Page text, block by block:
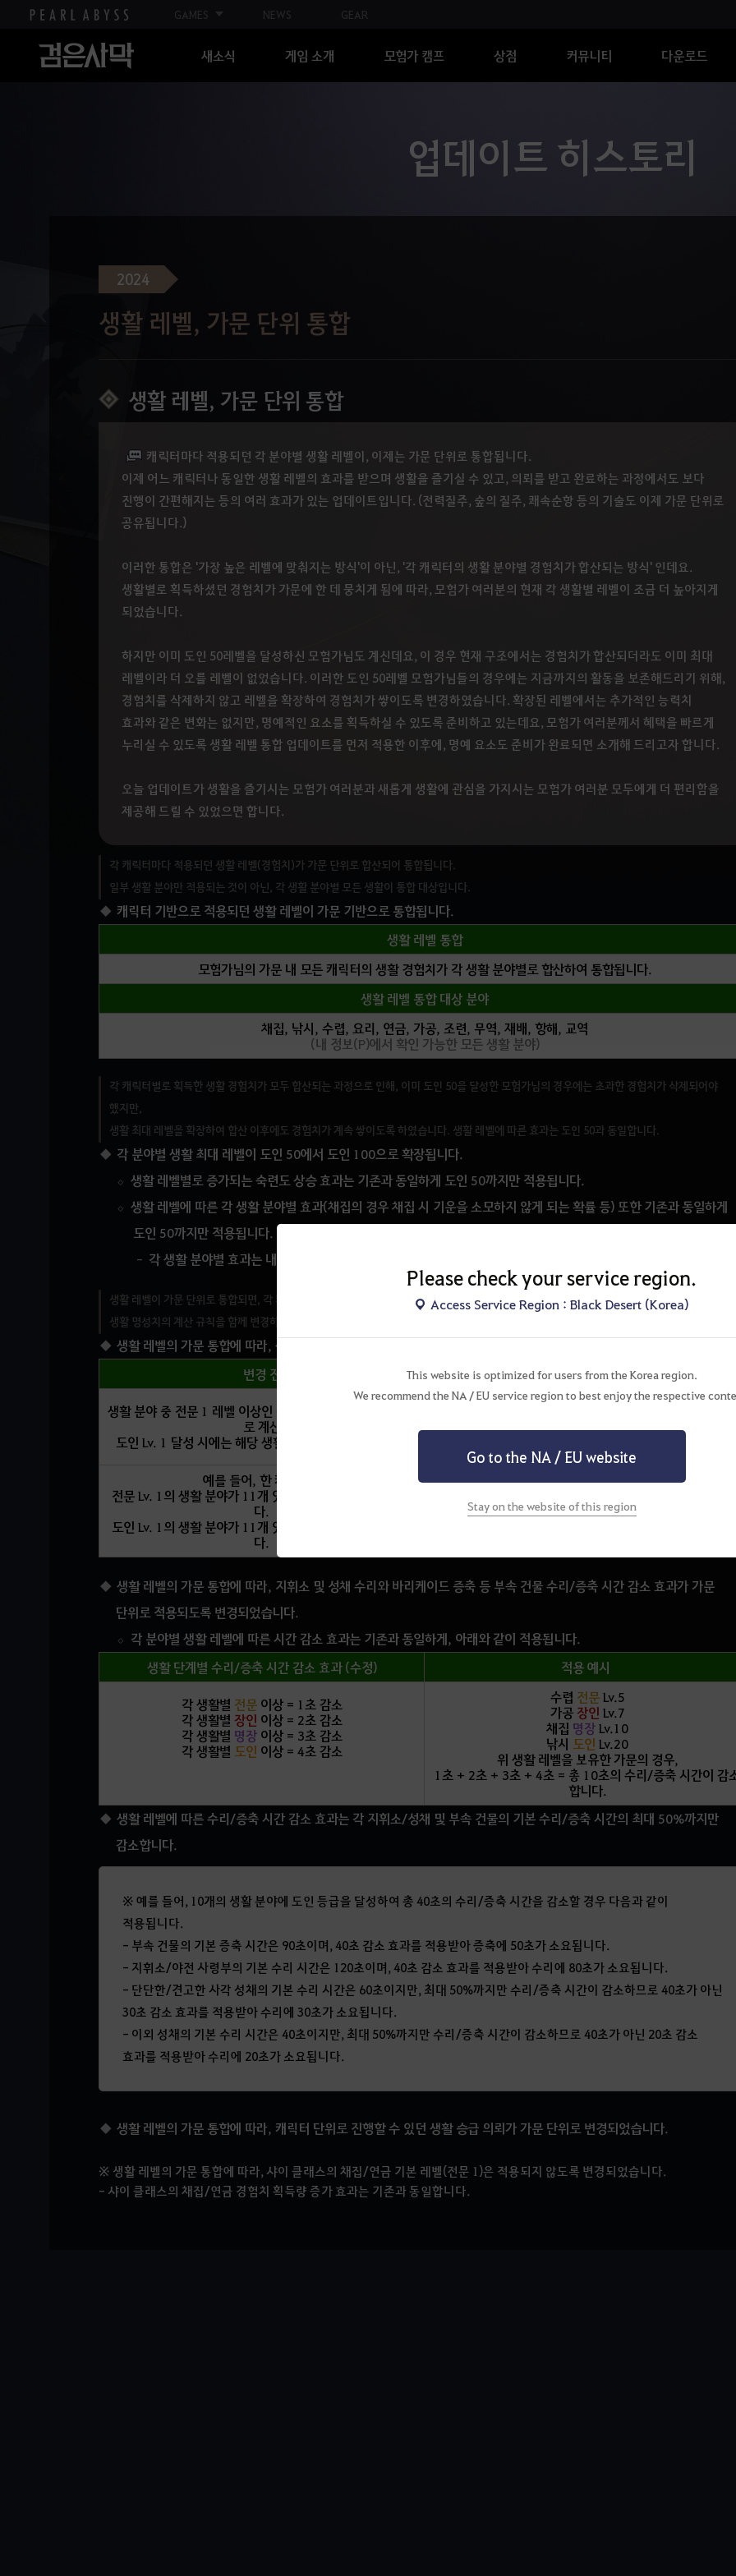
GAMES NEWS GEAR
Please check your service region.
Access Service Region : Black Desert (Korea)
This website is optimized for users from the Korea region.
We recommend the NA / EU service region to best enjoy the respective
Go to the NA / EU website
Stay on the website of this region
새소식 게임 소개 모험가 캠프 상점 커뮤니티 다운로드
업데이트 히스토리
2024
생활 레벨, 가문 단위 통합
생활 레벨, 가문 단위 통합
캐릭터마다 적용되던 각 분야별 생활 레벨이, 이제는 가문 단위로 통합됩니다.
이제 어느 캐릭터나 동일한 생활 레벨의 효과를 받으며 생활을 즐기실 수 있고, 의뢰를 받고 완료하는 과정에서도 보다
진행이 간편해지는 등의 여러 효과가 있는 업데이트입니다. (전력질주, 숲의 질주, 쾌속순항 등의 기술도 이제 가문 단위로
공유됩니다.)
이러한 통합은 '가장 높은 레벨에 맞춰지는 방식'이 아닌, '각 캐릭터의 생활 분야별 경험치가 합산되는 방식' 인데요.
생활별로 획득하셨던 경험치가 가문에 한 데 뭉치게 됨에 따라, 모험가 여러분의 현재 각 생활별 레벨이 조금 더 높아지게
되었습니다.
하지만 이미 도인 50레벨을 달성하신 모험가님도 계신데요, 이 경우 현재 구조에서는 경험치가 합산되더라도 이미 최대
레벨이라 더 오를 레벨이 없었습니다. 이러한 도인 50레벨 모험가님들의 경우에는 지금까지의 활동을 보존해드리기 위해,
경험치를 삭제하지 않고 레벨을 확장하여 경험치가 쌓이도록 변경하였습니다. 확장된 레벨에서는 추가적인 능력치
효과와 같은 변화는 없지만, 명예적인 요소를 획득하실 수 있도록 준비하고 있는데요, 모험가 여러분께서 혜택을 빠르게
누리실 수 있도록 생활 레벨 통합 업데이트를 먼저 적용한 이후에, 명예 요소도 준비가 완료되면 소개해 드리고자 합니다.
오늘 업데이트가 생활을 즐기시는 모험가 여러분과 새롭게 생활에 관심을 가지시는 모험가 여러분 모두에게 더 편리함을
제공해 드릴 수 있었으면 합니다.
각 캐릭터마다 적용되던 생활 레벨(경험치)가 가문 단위로 합산되어 통합됩니다.
일부 생활 분야만 적용되는 것이 아닌, 각 생활 분야별 모든 생활이 통합 대상입니다.
캐릭터 기반으로 적용되던 생활 레벨이 가문 기반으로 통합됩니다.
생활 레벨 통합
모험가님의 가문 내 모든 캐릭터의 생활 경험치가 각 생활 분야별로 합산하여 통합됩니다.
생활 레벨 통합 대상 분야
채집, 낚시, 수렵, 요리, 연금, 가공, 조련, 무역, 재배, 항해, 교역
(내 정보(P)에서 확인 가능한 모든 생활 분야)
각 캐릭터별로 획득한 생활 경험치가 모두 합산되는 과정으로 인해, 이미 도인 50을 달성한 모험가님의 경우에는 초과한 경험치가 삭제되어야
했지만,
생활 최대 레벨을 확장하여 합산 이후에도 경험치가 계속 쌓이도록 하였습니다. 생활 레벨에 따른 효과는 도인 50과 동일합니다.
각 분야별 생활 최대 레벨이 도인 50에서 도인 100으로 확장됩니다.
생활 레벨별로 증가되는 숙련도 상승 효과는 기존과 동일하게 도인 50까지만 적용됩니다.
생활 레벨에 따른 각 생활 분야별 효과(채집의 경우 채집 시 기운을 소모하지 않게 되는 확률 등) 또한 기존과 동일하게
도인 50까지만 적용됩니다.
각 생활 분야별 효과는 내 정보(P) - 생활 정보의 각 분야별 설명을 통해 확인하실 수 있습니다.
생활 레벨이 가문 단위로 통합되면, 각 캐릭터의 생활 레벨에 따라 합산하여 적용되던 생활 명성의 수치는 크게 낮아질 수 있었는데요,
생활 명성치의 계산 규칙을 함께 변경하여, 생활 명성 수치를 기존과 동일한 수준으로 얻어 가문 명성 수치를 유지하도록 하였습니다.
생활 레벨의 가문 통합에 따라, 생활 명성치의 계산 규칙이 변경되었습니다.
변경 전
변경 후
생활 분야 중 전문 1 레벨 이상인 각 캐릭터의 생활 레벨 수치
로 계산
도인 Lv. 1 달성 시에는 해당 생활 명성의 수치 2배로 획득
생활 분야 중 전문 1 레벨 이상인 생활 레벨 수치로 계산
(이후 레벨 당 명성치 3점씩 추가 획득)
도인 Lv. 1의 경우 명성치 243점 획득
예를 들어, 한 캐릭터에
전문 Lv. 1의 생활 분야가 11개 있을 때,
다.
도인 Lv. 1의 생활 분야가 11개 있을 때,
다.
예를 들어, 한 가문 내에
다.
생활 레벨의 가문 통합에 따라, 지휘소 및 성채 수리와바리케이드 증축 등 부속 건물 수리/증축 시간 감소 효과가 가문
단위로 적용되도록 변경되었습니다.
각 분야별 생활 레벨에 따른 시간 감소 효과는 기존과 동일하게, 아래와 같이 적용됩니다.
생활 단계별 수리/증축 시간 감소 효과 (수정)
적용 예시
각 생활별 전문이상 = 1초 감소
각 생활별 장인 이상 = 2초 감소
각 생활별 명장이상 = 3초 감소
각 생활별 도인 이상 = 4초 감소
수렵 전문Lv.5
가공 장인 Lv.7
채집 명장Lv.10
낚시 도인 Lv.20
위 생활 레벨을 보유한 가문의 경우,
1초 + 2초 + 3초 + 4초 = 총 10초의 수리/증축 시간이 감
합니다.
생활 레벨에 따른 수리/증축 시간 감소 효과는 각 지휘소/성채 및 부속 건물의 기본 수리/증축 시간의 최대 50%까지만
감소합니다.
※ 예를 들어, 10개의 생활 분야에 도인 등급을 달성하여 총 40초의 수리/증축 시간을 감소할 경우 다음과 같이
적용됩니다.
- 부속 건물의 기본 증축 시간은 90초이며, 40초 감소 효과를 적용받아 증축에 50초가 소요됩니다.
- 지휘소/야전 사령부의 기본 수리 시간은 120초이며, 40초 감소 효과를 적용받아 수리에 80초가 소요됩니다.
- 단단한/견고한 사각 성채의 기본 수리 시간은 60초이지만, 최대 50%까지만 수리/증축 시간이 감소하므로 40초가 아닌
30초 감소 효과를 적용받아 수리에 30초가 소요됩니다.
- 이외 성채의 기본 수리 시간은 40초이지만, 최대 50%까지만 수리/증축 시간이 감소하므로 40초가 아닌 20초 감소
효과를 적용받아 수리에 20초가 소요됩니다.
생활 레벨의 가문 통합에 따라, 캐릭터 단위로 진행할 수 있던 생활 승급 의뢰가 가문 단위로 변경되었습니다.
※ 생활 레벨의 가문 통합에 따라, 샤이 클래스의 채집/연금 기본 레벨(전문 1)은 적용되지 않도록 변경되었습니다.
- 샤이 클래스의 채집/연금 경험치 획득량 증가 효과는 기존과 동일합니다.